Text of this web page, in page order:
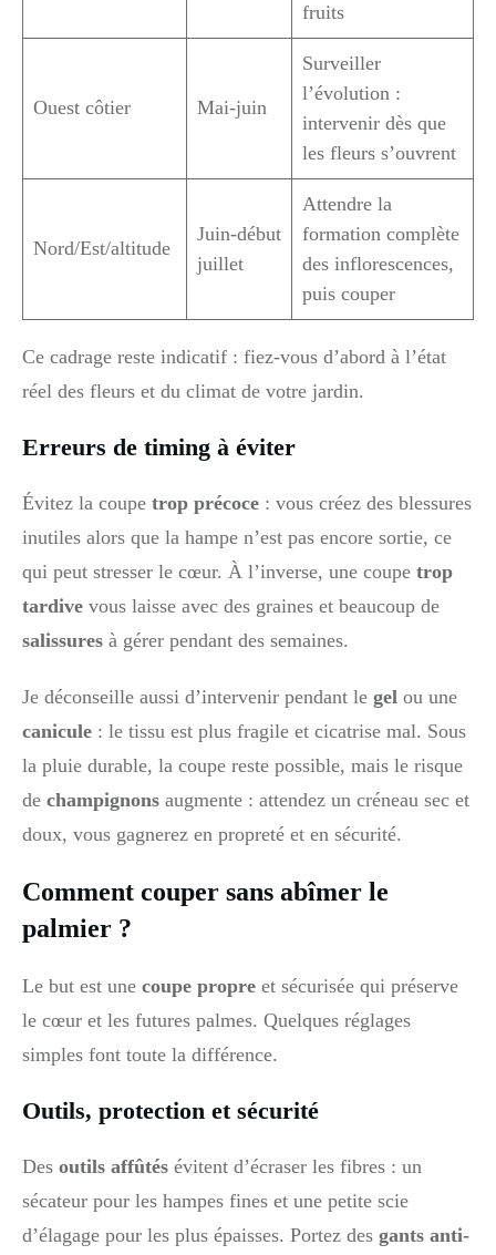
fruits
Ouest côtier Mai-juin
Surveiller
l’évolution :
intervenir dès que
les fleurs s’ouvrent
Nord/Est/altitude
Juin-début
juillet
Attendre la
formation complète
des inflorescences,
puis couper
Ce cadrage reste indicatif : fiez-vous d’abord à l’état
réel des fleurs et du climat de votre jardin.
Erreurs de timing à éviter
Évitez la coupe trop précoce : vous créez des blessures
inutiles alors que la hampe n’est pas encore sortie, ce
qui peut stresser le cœur. À l’inverse, une coupe trop
tardive vous laisse avec des graines et beaucoup de
salissures à gérer pendant des semaines.
Je déconseille aussi d’intervenir pendant le gel ou une
canicule : le tissu est plus fragile et cicatrise mal. Sous
la pluie durable, la coupe reste possible, mais le risque
de champignons augmente : attendez un créneau sec et
doux, vous gagnerez en propreté et en sécurité.
Comment couper sans abîmer le
palmier ?
Le but est une coupe propre et sécurisée qui préserve
le cœur et les futures palmes. Quelques réglages
simples font toute la différence.
Outils, protection et sécurité
Des outils affûtés évitent d’écraser les fibres : un
sécateur pour les hampes fines et une petite scie
d’élagage pour les plus épaisses. Portez des gants anti-